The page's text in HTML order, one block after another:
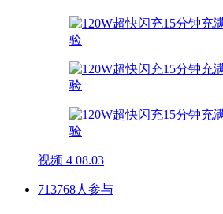
视频 4 08.03
713768人参与